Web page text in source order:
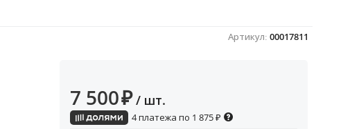
Артикул: 00017811
7 500₽ / шт.
4 платежа по 1 875₽